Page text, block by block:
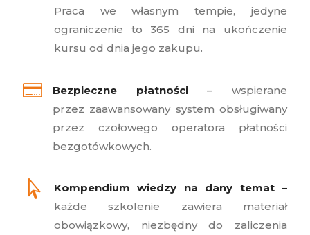
Praca we własnym tempie, jedyne
ograniczenie to 365 dni na ukończenie
kursu od dnia jego zakupu.
 Bezpieczne płatności– wspierane
przez zaawansowany system obsługiwany
przez czołowego operatora płatności
bezgotówkowych.
 Kompendium wiedzy na dany temat –
każde szkolenie zawiera materiał
obowiązkowy, niezbędny do zaliczenia